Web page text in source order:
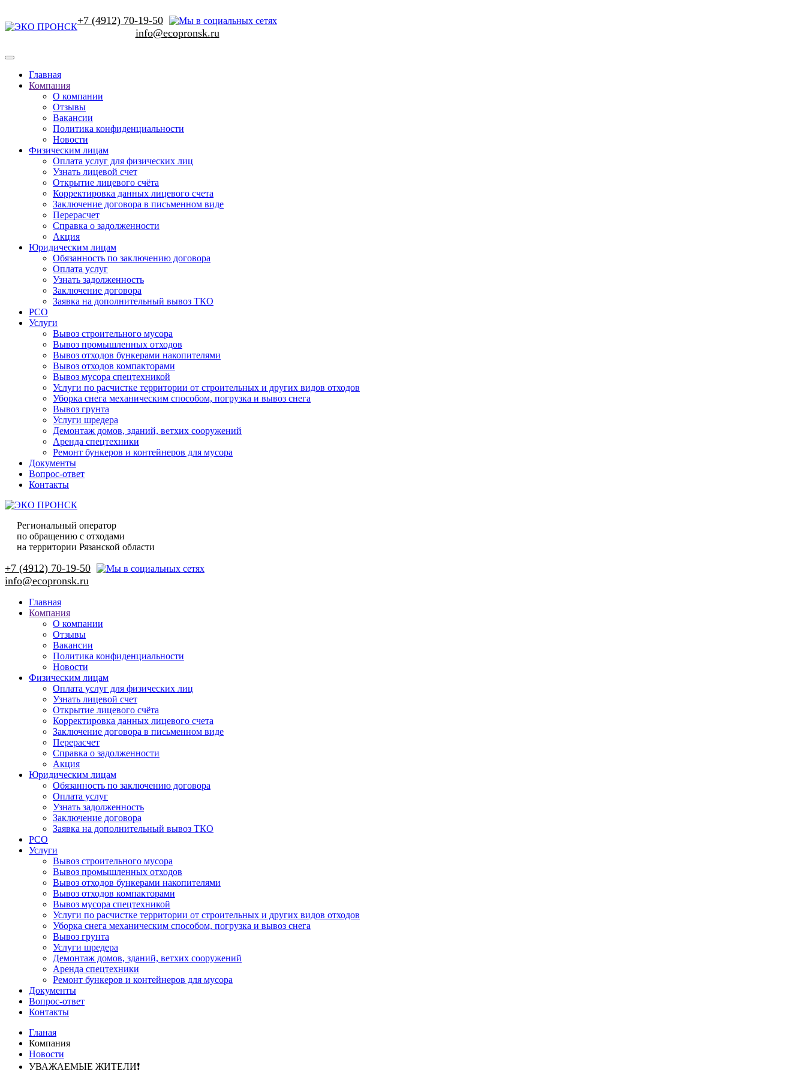
+7 (4912) 70-19-50
Главная
Компания
О компании
Отзывы
Вакансии
Политика конфиденциальности
Новости
Физическим лицам
Оплата услуг для физических лиц
Узнать лицевой счет
Открытие лицевого счёта
Корректировка данных лицевого счета
Заключение договора в письменном виде
Перерасчет
Справка о задолженности
Акция
Юридическим лицам
Обязанность по заключению договора
Оплата услуг
Узнать задолженность
Заключение договора
Заявка на дополнительный вывоз ТКО
РСО
Услуги
Вывоз строительного мусора
Вывоз промышленных отходов
Вывоз отходов бункерами накопителями
Вывоз отходов компакторами
Вывоз мусора спецтехникой
Услуги по расчистке территории от строительных и других видов отходов
Уборка снега механическим способом, погрузка и вывоз снега
Вывоз грунта
Услуги шредера
Демонтаж домов, зданий, ветхих сооружений
Аренда спецтехники
Ремонт бункеров и контейнеров для мусора
Документы
Вопрос-ответ
Контакты
Региональный оператор
по обращению с отходами
на территории Рязанской области
+7 (4912) 70-19-50
Главная
Компания
О компании
Отзывы
Вакансии
Политика конфиденциальности
Новости
Физическим лицам
Оплата услуг для физических лиц
Узнать лицевой счет
Открытие лицевого счёта
Корректировка данных лицевого счета
Заключение договора в письменном виде
Перерасчет
Справка о задолженности
Акция
Юридическим лицам
Обязанность по заключению договора
Оплата услуг
Узнать задолженность
Заключение договора
Заявка на дополнительный вывоз ТКО
РСО
Услуги
Вывоз строительного мусора
Вывоз промышленных отходов
Вывоз отходов бункерами накопителями
Вывоз отходов компакторами
Вывоз мусора спецтехникой
Услуги по расчистке территории от строительных и других видов отходов
Уборка снега механическим способом, погрузка и вывоз снега
Вывоз грунта
Услуги шредера
Демонтаж домов, зданий, ветхих сооружений
Аренда спецтехники
Ремонт бункеров и контейнеров для мусора
Документы
Вопрос-ответ
Контакты
Гланая
Компания
Новости
УВАЖАЕМЫЕ ЖИТЕЛИ❗